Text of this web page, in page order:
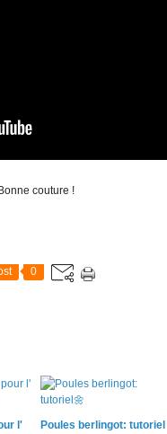
Bonne couture !
0
l'
Poules berlingot: tutoriel